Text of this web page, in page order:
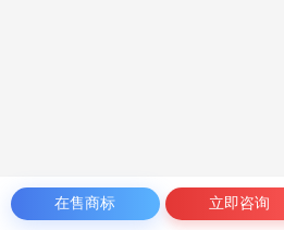
立即咨询
在售商标